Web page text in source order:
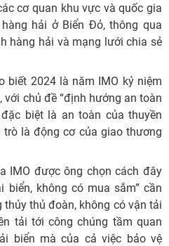
cơ quan khu vực và quốc gia
hải ở Biển Đỏ, thông qua
hàng hải và mạng lưới chia sẻ
biết 2024 là năm IMO kỷ niệm
chủ đề “định hướng an toàn
biệt là an toàn của thuyền
là động cơ của giao thương
IMO được ông chọn cách đây
biển, không có mua sắm” cần
thủ đoàn, không có vận tải
tải tới công chúng tầm quan
biển mà của cả việc bảo vệ